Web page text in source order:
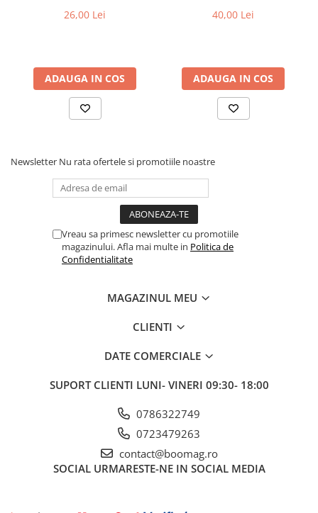
Saboti frana bicicleta
Accesorii frane bicicleta
Roti bicicleta
Accesorii butuci
Jante bicicleta
Sei si tija sa bicicleta
Tija sa bicicleta
Butuci pedalieri
Schimbator de viteze bicicleta
Schimbatoare spate
G2/G4 2025)
26,00 Lei
ADAUGA IN COS
40,00 Lei
ADAUGA IN COS
Newsletter Nu rata ofertele si promotiile noastre
Vreau sa primesc newsletter cu promotiile
magazinului. Afla mai multe in Politica de
Confidentialitate
MAGAZINUL MEU
CLIENTI
DATE COMERCIALE
SUPORT CLIENTI LUNI- VINERI 09:30- 18:00
0786322749
0723479263
contact@boomag.ro
SOCIAL URMARESTE-NE IN SOCIAL MEDIA